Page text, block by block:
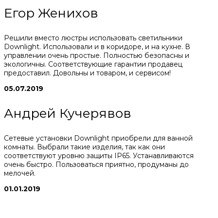
Егор Женихов
Решили вместо люстры использовать светильники
Downlight. Использовали и в коридоре, и на кухне. В
управлении очень простые. Полностью безопасны и
экологичны. Соответствующие гарантии продавец
предоставил. Довольны и товаром, и сервисом!
05.07.2019
Андрей Кучерявов
Сетевые установки Downlight приобрели для ванной
комнаты. Выбрали такие изделия, так как они
соответствуют уровню защиты IP65. Устанавливаются
очень быстро. Пользоваться приятно, продуманы до
мелочей.
01.01.2019